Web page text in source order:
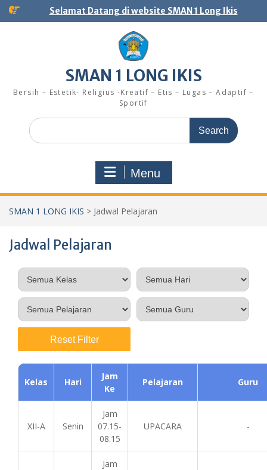
Skip
Selamat Datang di website SMAN 1 Long Ikis
SMAN 1 LONG IKIS
Bersih – Estetik- Religius -Kreatif – Etis – Lugas – Adaptif –
Sportif
Search
for:
Menu
SMAN 1 LONG IKIS > Jadwal Pelajaran
Jadwal Pelajaran
Reset Filter
Kelas Hari
Jam
Ke
Pelajaran Guru
XII-A Senin
Jam
07.15-
08.15
UPACARA -
Jam